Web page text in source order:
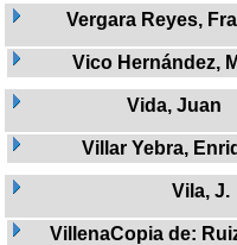
Vergara Reyes,
Vico Hernández,
Vida, Juan
Villar Yebra,
Vila, J.
VillenaCopia de: